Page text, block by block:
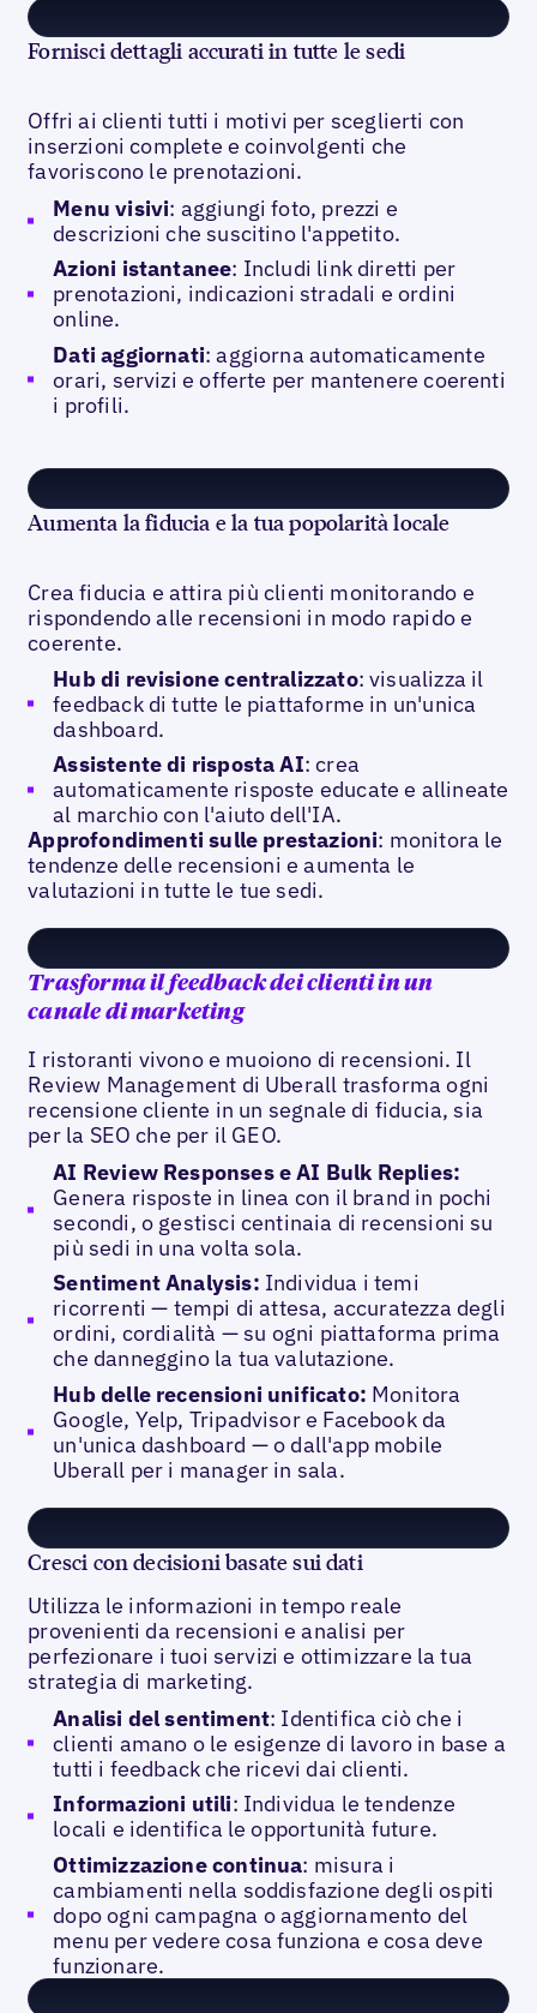
Fornisci dettagli accurati in tutte le sedi
Offri ai clienti tutti i motivi per sceglierti con
inserzioni complete e coinvolgenti che
favoriscono le prenotazioni.
Menu visivi: aggiungi foto, prezzi e
descrizioni che suscitino l'appetito.
Azioni istantanee: Includi link diretti per
prenotazioni, indicazioni stradali e ordini
online.
Dati aggiornati: aggiorna automaticamente
orari, servizi e offerte per mantenere coerenti
i profili.
Aumenta la fiducia e la tua popolarità locale
Crea fiducia e attira più clienti monitorando e
rispondendo alle recensioni in modo rapido e
coerente.
Hub di revisione centralizzato: visualizza il
feedback di tutte le piattaforme in un'unica
dashboard.
Assistente di risposta AI: crea
automaticamente risposte educate e allineate
al marchio con l'aiuto dell'IA.
Approfondimenti sulle prestazioni: monitora le
tendenze delle recensioni e aumenta le
valutazioni in tutte le tue sedi.
Trasforma il feedback dei clienti in un
canale di marketing
I ristoranti vivono e muoiono di recensioni. Il
Review Management di Uberall trasforma ogni
recensione cliente in un segnale di fiducia, sia
per la SEO che per il GEO.
AI Review Responses e AI Bulk Replies:
Genera risposte in linea con il brand in pochi
secondi, o gestisci centinaia di recensioni su
più sedi in una volta sola.
Sentiment Analysis: Individua i temi
ricorrenti — tempi di attesa, accuratezza degli
ordini, cordialità — su ogni piattaforma prima
che danneggino la tua valutazione.
Hub delle recensioni unificato: Monitora
Google, Yelp, Tripadvisor e Facebook da
un'unica dashboard — o dall'app mobile
Uberall per i manager in sala.
Cresci con decisioni basate sui dati
Utilizza le informazioni in tempo reale
provenienti da recensioni e analisi per
perfezionare i tuoi servizi e ottimizzare la tua
strategia di marketing.
Analisi del sentiment: Identifica ciò che i
clienti amano o le esigenze di lavoro in base a
tutti i feedback che ricevi dai clienti.
Informazioni utili: Individua le tendenze
locali e identifica le opportunità future.
Ottimizzazione continua: misura i
cambiamenti nella soddisfazione degli ospiti
dopo ogni campagna o aggiornamento del
menu per vedere cosa funziona e cosa deve
funzionare.